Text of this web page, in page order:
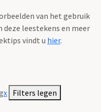
van het gebruik
deze leestekens en meer
vindt u hier.
x Filters legen